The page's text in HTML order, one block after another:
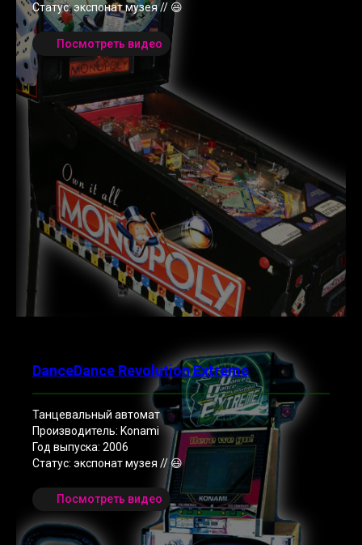
Статус: экспонат музея // 😃
Посмотреть видео
DanceDance Revolution Extreme
Танцевальный автомат
Производитель: Konami
Год выпуска: 2006
Статус: экспонат музея // 😃
Посмотреть видео